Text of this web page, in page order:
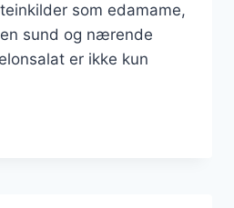
som edamame,
sund og nærende
er ikke kun